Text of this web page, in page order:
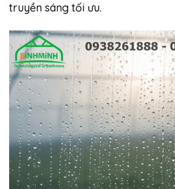
truyền sáng tối ưu.